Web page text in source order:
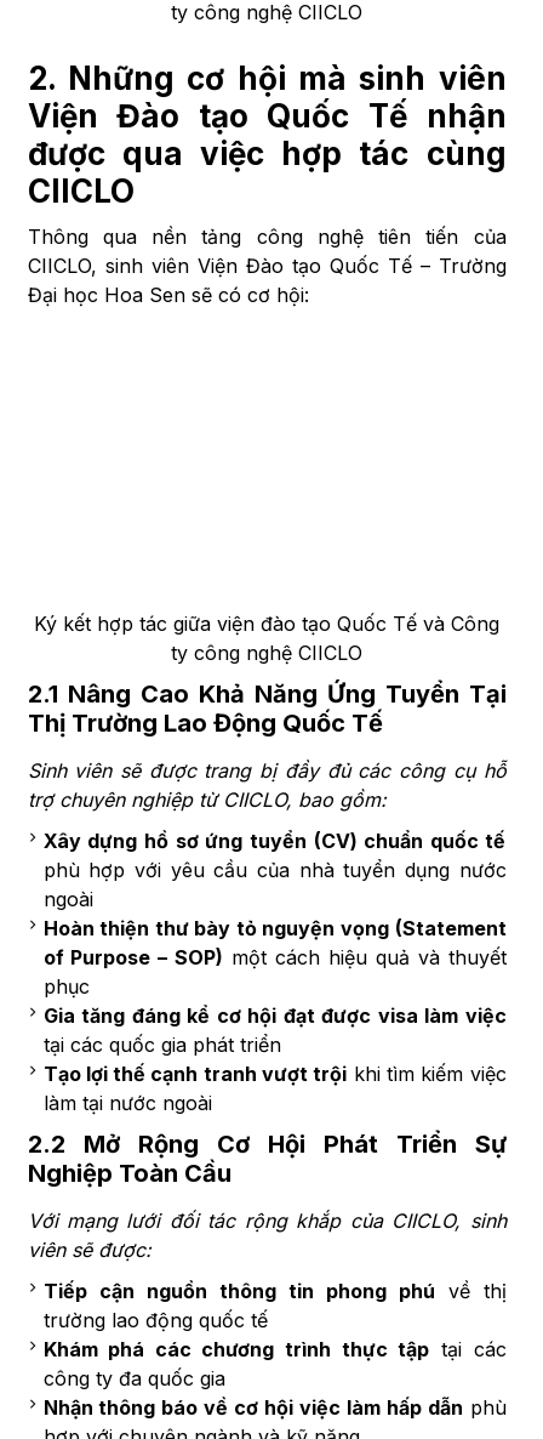
ty công nghệ CIICLO
2. Những cơ hội mà sinh viên
Viện Đào tạo Quốc Tế nhận
được qua việc hợp tác cùng
CIICLO
Thông qua nền tảng công nghệ tiên tiến của
CIICLO, sinh viên Viện Đào tạo Quốc Tế – Trường
Đại học Hoa Sen sẽ có cơ hội:
Ký kết hợp tác giữa viện đào tạo Quốc Tế và Công
ty công nghệ CIICLO
2.1 Nâng Cao Khả Năng Ứng Tuyển Tại
Thị Trường Lao Động Quốc Tế
Sinh viên sẽ được trang bị đầy đủ các công cụ hỗ
trợ chuyên nghiệp từ CIICLO, bao gồm:
Xây dựng hồ sơ ứng tuyển (CV) chuẩn quốc tế
phù hợp với yêu cầu của nhà tuyển dụng nước
ngoài
Hoàn thiện thư bày tỏ nguyện vọng (Statement
of Purpose – SOP) một cách hiệu quả và thuyết
phục
Gia tăng đáng kể cơ hội đạt được visa làm việc
tại các quốc gia phát triển
Tạo lợi thế cạnh tranh vượt trội khi tìm kiếm việc
làm tại nước ngoài
2.2 Mở Rộng Cơ Hội Phát Triển Sự
Nghiệp Toàn Cầu
Với mạng lưới đối tác rộng khắp của CIICLO, sinh
viên sẽ được:
Tiếp cận nguồn thông tin phong phú về thị
trường lao động quốc tế
Khám phá các chương trình thực tập tại các
công ty đa quốc gia
Nhận thông báo về cơ hội việc làm hấp dẫn phù